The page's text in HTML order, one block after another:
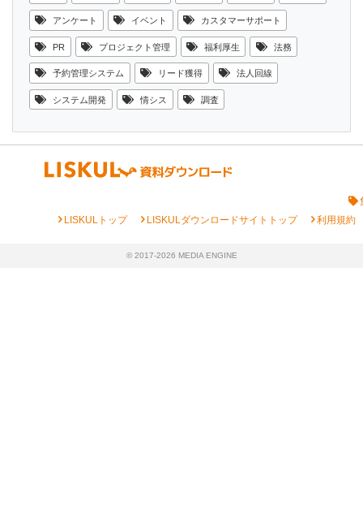
アンケート イベント カスタマーサポート
PR プロジェクト管理 福利厚生 法務
予約管理システム リード獲得 法人回線
システム開発 情シス 調査
chevron_rightLISKULトップ chevron_rightLISKULダウンロードサイトトップ chevron_right利用規約
© 2017-2026 MEDIA ENGINE